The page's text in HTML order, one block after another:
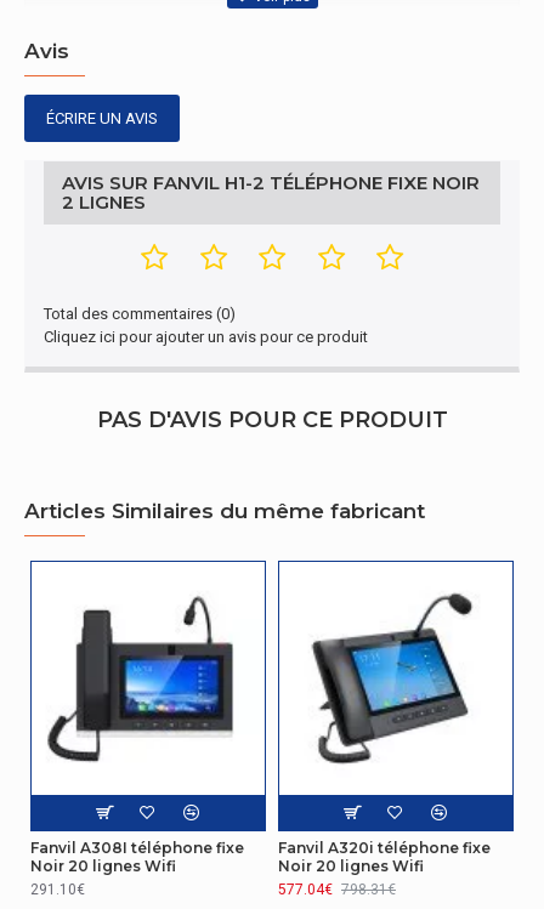
Quantité de ports RJ-9
Protocoles
Protocoles VoIP
SIP v1 (RFC2543), v2 (RFC3261)
over, RTP/RTCP/SRTP
Réseau
Nombre de port ethernet
1
Client DHCP
Montage mural
Gestion d'énergie
Courant de sortie de
l'adaptateur secteur
1 A
Avis
ÉCRIRE UN AVIS
AVIS SUR FANVIL H1-2 TÉLÉPHONE FIXE NOIR
2 LIGNES
Total des commentaires (0)
Cliquez ici pour ajouter un avis pour ce produit
PAS D'AVIS POUR CE PRODUIT
Articles Similaires du même fabricant
Fanvil A308I téléphone fixe
Noir 20 lignes Wifi
291.10€
Fanvil A320i téléphone fixe
Noir 20 lignes Wifi
577.04€ 798.31€